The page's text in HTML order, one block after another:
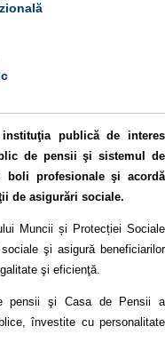
publică de interes
de pensii şi sistemul de
boli profesionale şi acordă
de asigurări sociale.
Muncii și Protecției Sociale
şi asigură beneficiarilor
şi eficienţă.
pensii şi Casa de Pensii a
învestite cu personalitate